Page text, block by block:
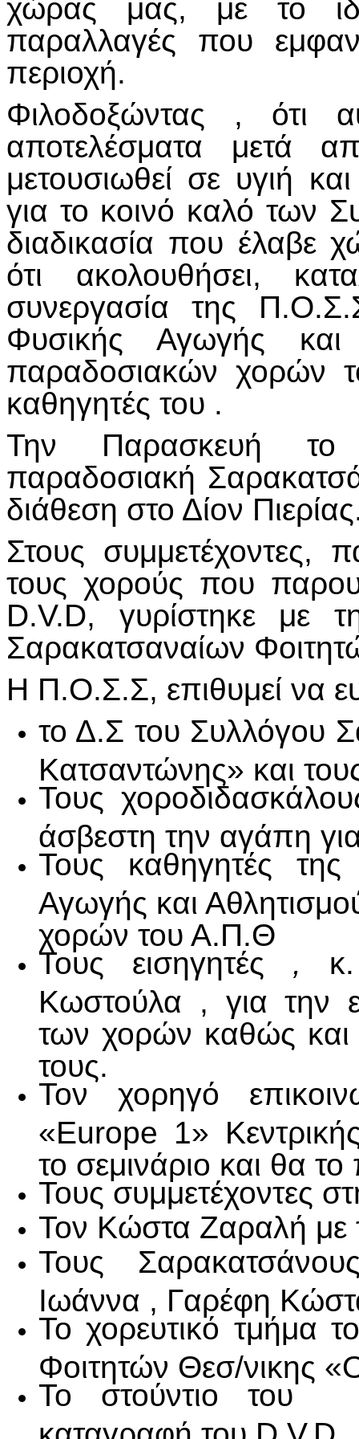
χώρας μας, με το
παραλλαγές που
περιοχή.
Φιλοδοξώντας , ότι
αποτελέσματα μετά
μετουσιωθεί σε υγιή
για το κοινό καλό των
διαδικασία που έλαβε
ότι ακολουθήσει,
συνεργασία της
Φυσικής Αγωγής και
παραδοσιακών χορών
καθηγητές του .
Την Παρασκευή το
παραδοσιακή
διάθεση στο Δίον
Στους
τους χορούς που
D.V.D, γυρίστηκε με
Σαρακατσαναίων
Η Π.Ο.Σ.Σ, επιθυμεί να
το Δ.Σ του Συλλόγου
Κατσαντώνης» και
Τους
άσβεστη την αγάπη
Τους καθηγητές
Αγωγής και
χορών του Α.Π.Θ
Τους εισηγητές , κ.
Κωστούλα , για την
των χορών καθώς και
τους.
Τον χορηγό
«Europe 1»
το σεμινάριο και θα
Τους συμμετέχοντες
Τον Κώστα Ζαραλή με
Τους
Ιωάννα , Γαρέφη
Το χορευτικό τμήμα
Φοιτητών Θεσ/νικης
Το στούντιο του
καταγραφή του D.V.D.